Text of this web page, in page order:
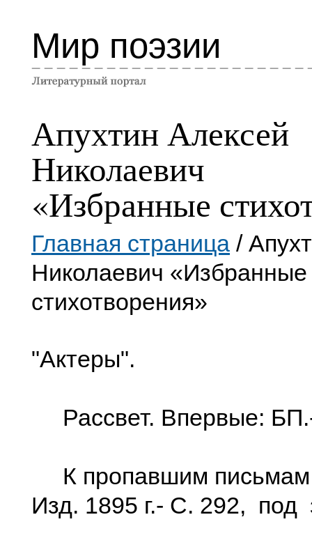
Мир поэзии
Апухтин Алексей
Николаевич
«Избранные
Главная страница /
Николаевич «Избранные
стихотворения»
"Актеры".
Рассвет. Впервые:
К пропавшим
Изд. 1895 г.- С. 292, под